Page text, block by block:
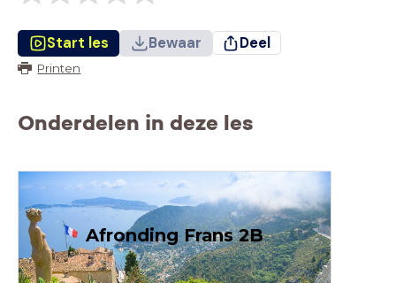
Start les Bewaar Deel
Printen
Onderdelen in deze les
Afronding Frans 2B